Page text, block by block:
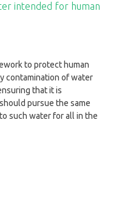
intended for human
to protect human
contamination of water
that it is
pursue the same
such water for all in the